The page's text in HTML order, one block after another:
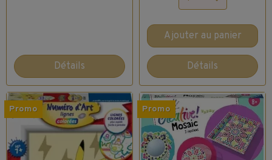
Détails
Ajouter au panier
Détails
Promo Promo